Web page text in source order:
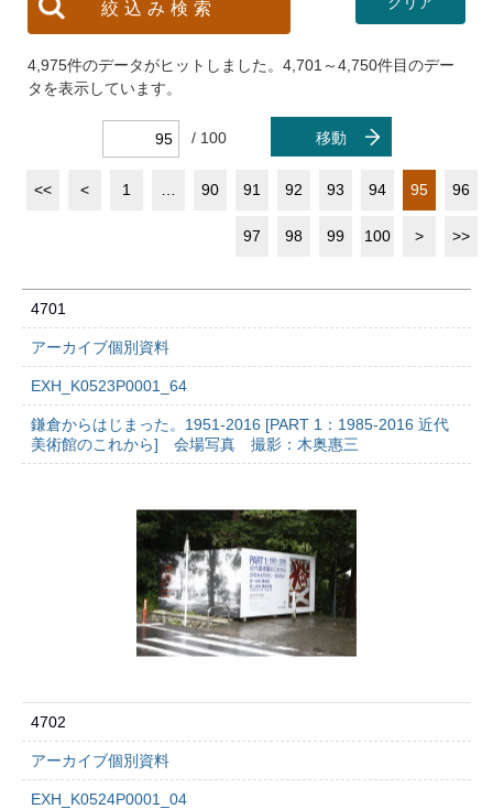
4,975件のデータがヒットしました。4,701～4,750件目のデー
タを表示しています。
/ 100 移動
<< < 1 90 91 92 93 94 95 96
97 98 99 100 > >>
4701
アーカイブ個別資料
EXH_K0523P0001_64
鎌倉からはじまった。1951-2016 [PART 1：1985-2016 近代
美術館のこれから] 会場写真 撮影：木奥惠三
4702
アーカイブ個別資料
EXH_K0524P0001_04